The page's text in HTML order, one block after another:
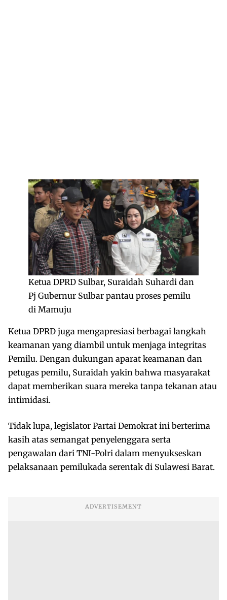
Ketua DPRD Sulbar, Suraidah Suhardi dan
Pj Gubernur Sulbar pantau proses pemilu
di Mamuju
Ketua DPRD juga mengapresiasi berbagai langkah
keamanan yang diambil untuk menjaga integritas
Pemilu. Dengan dukungan aparat keamanan dan
petugas pemilu, Suraidah yakin bahwa masyarakat
dapat memberikan suara mereka tanpa tekanan atau
intimidasi.
Tidak lupa, legislator Partai Demokrat ini berterima
kasih atas semangat penyelenggara serta
pengawalan dari TNI-Polri dalam menyukseskan
pelaksanaan pemilukada serentak di Sulawesi Barat.